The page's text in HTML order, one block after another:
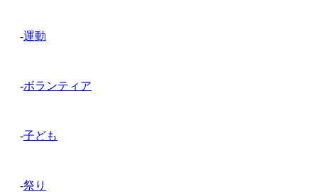
-運動
-ボランティア
-子ども
-祭り